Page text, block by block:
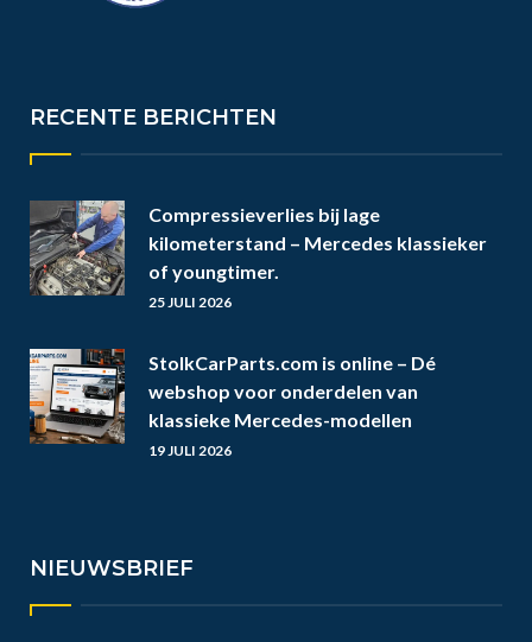
RECENTE BERICHTEN
Compressieverlies bij lage
kilometerstand – Mercedes klassieker
of youngtimer.
25 JULI 2026
StolkCarParts.com is online – Dé
webshop voor onderdelen van
klassieke Mercedes-modellen
19 JULI 2026
NIEUWSBRIEF